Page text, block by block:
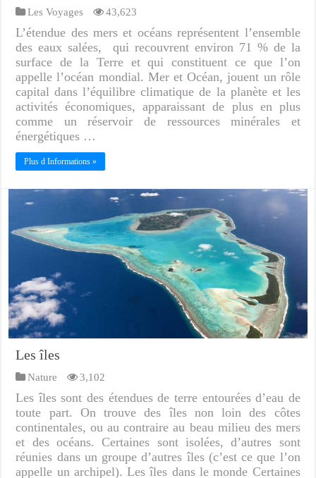
Les Voyages 43,623
L’étendue des mers et océans représentent l’ensemble
des eaux salées, qui recouvrent environ 71 % de la
surface de la Terre et qui constituent ce que l’on
appelle l’océan mondial. Mer et Océan, jouent un rôle
capital dans l’équilibre climatique de la planète et les
activités économiques, apparaissant de plus en plus
comme un réservoir de ressources minérales et
énergétiques …
Plus d Informations »
Les îles
Nature 3,102
Les îles sont des étendues de terre entourées d’eau de
toute part. On trouve des îles non loin des côtes
continentales, ou au contraire au beau milieu des mers
et des océans. Certaines sont isolées, d’autres sont
réunies dans un groupe d’autres îles (c’est ce que l’on
appelle un archipel). Les îles dans le monde Certaines